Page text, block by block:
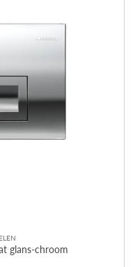
glans-chroom